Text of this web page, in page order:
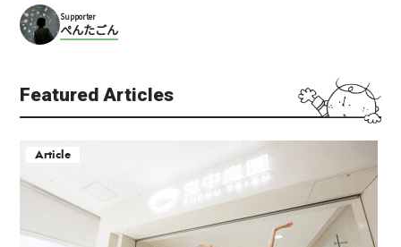
Supporter
ぺんたごん
Featured Articles
Article